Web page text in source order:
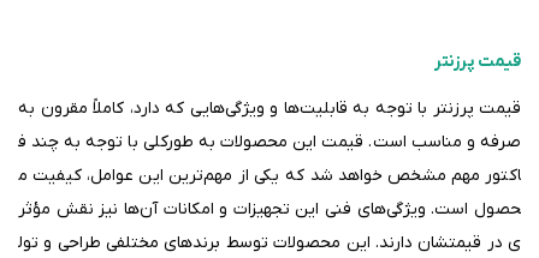
قیمت پرزنتر
قیمت پرزنتر با توجه به قابلیت‌ها و ویژگی‌هایی که دارد، کاملاً مقرون‌ به‌
صرفه و مناسب است. قیمت این محصولات به‌ طورکلی با توجه به چند ف
اکتور مهم مشخص خواهد شد که یکی از مهم‌ترین این عوامل، کیفیت م
حصول است. ویژگی‌های فنی این تجهیزات و امکانات آن‌ها نیز نقش مؤثر
ی در قیمتشان دارند. این محصولات توسط برندهای مختلفی طراحی و تول